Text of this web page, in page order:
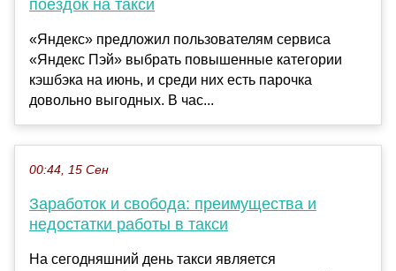
поездок на такси
«Яндекс» предложил пользователям сервиса
«Яндекс Пэй» выбрать повышенные категории
кэшбэка на июнь, и среди них есть парочка
довольно выгодных. В час...
00:44, 15 Сен
Заработок и свобода: преимущества и
недостатки работы в такси
На сегодняшний день такси является